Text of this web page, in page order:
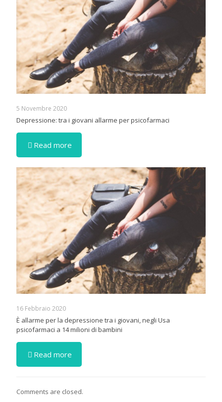
5 Novembre 2020
Depressione: tra i giovani allarme per psicofarmaci
Read more
16 Febbraio 2020
È allarme per la depressione tra i giovani, negli Usa
psicofarmaci a 14 milioni di bambini
Read more
Comments are closed.